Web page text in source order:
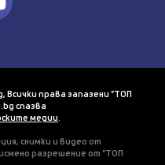
Всички права запазени "ТОП
спазва
медии
снимки и видео от
разрешение от "ТОП